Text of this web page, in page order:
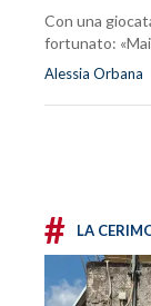
Con una
fortunato:
Alessia Orbana
# LA